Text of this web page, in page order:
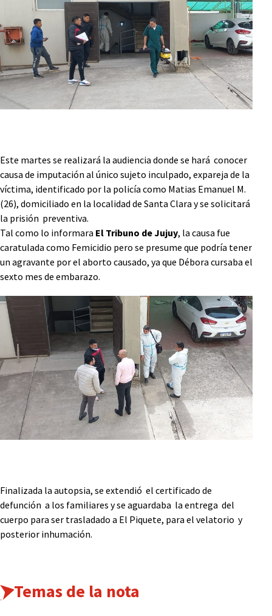
Este martes se realizará la audiencia donde se hará conocer
causa de imputación al único sujeto inculpado, expareja de la
víctima, identificado por la policía como Matias Emanuel M.
(26), domiciliado en la localidad de Santa Clara y se solicitará
la prisión preventiva.
Tal como lo informara El Tribuno de Jujuy, la causa fue
caratulada como Femicidio pero se presume que podría tener
un agravante por el aborto causado, ya que Débora cursaba el
sexto mes de embarazo.
Finalizada la autopsia, se extendió el certificado de
defunción a los familiares y se aguardaba la entrega del
cuerpo para ser trasladado a El Piquete, para el velatorio y
posterior inhumación.
Temas de la nota